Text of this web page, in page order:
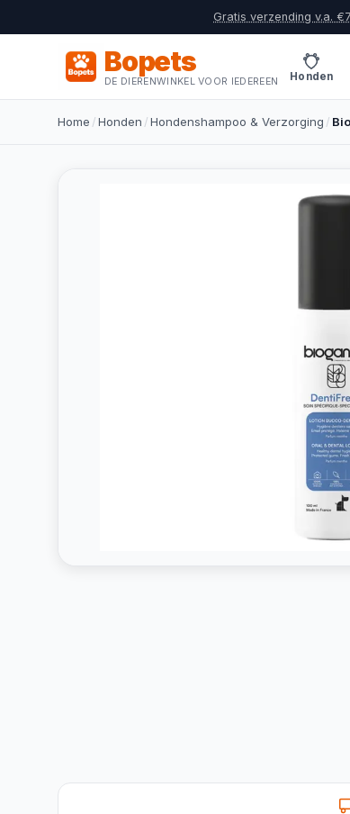
Gratis verzending v.a.
Bopets
DE DIERENWINKEL VOOR IEDEREEN Honden
Home /Honden /Hondenshampoo & Verzorging /